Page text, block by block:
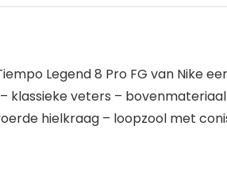
Legend 8 Pro FG van Nike
veters –
hielkraag – loopzool met